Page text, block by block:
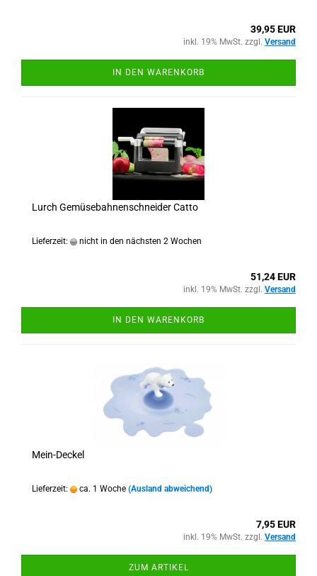
39,95 EUR
inkl. 19% MwSt. zzgl. Versand
IN DEN WARENKORB
Lurch Gemüsebahnenschneider Catto
Lieferzeit: nicht in den nächsten 2 Wochen
51,24 EUR
inkl. 19% MwSt. zzgl. Versand
IN DEN WARENKORB
Mein-Deckel
Lieferzeit: ca. 1 Woche (Ausland abweichend)
7,95 EUR
inkl. 19% MwSt. zzgl. Versand
ZUM ARTIKEL